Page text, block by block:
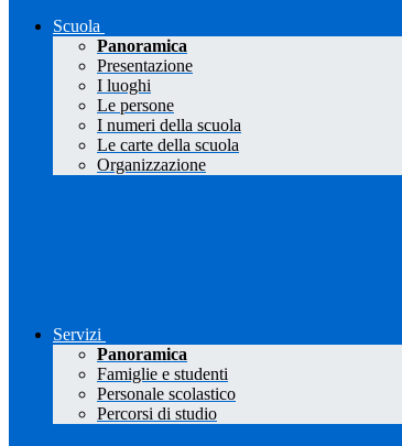
Scuola
Panoramica
Presentazione
I luoghi
Le persone
I numeri della scuola
Le carte della scuola
Organizzazione
Servizi
Panoramica
Famiglie e studenti
Personale scolastico
Percorsi di studio